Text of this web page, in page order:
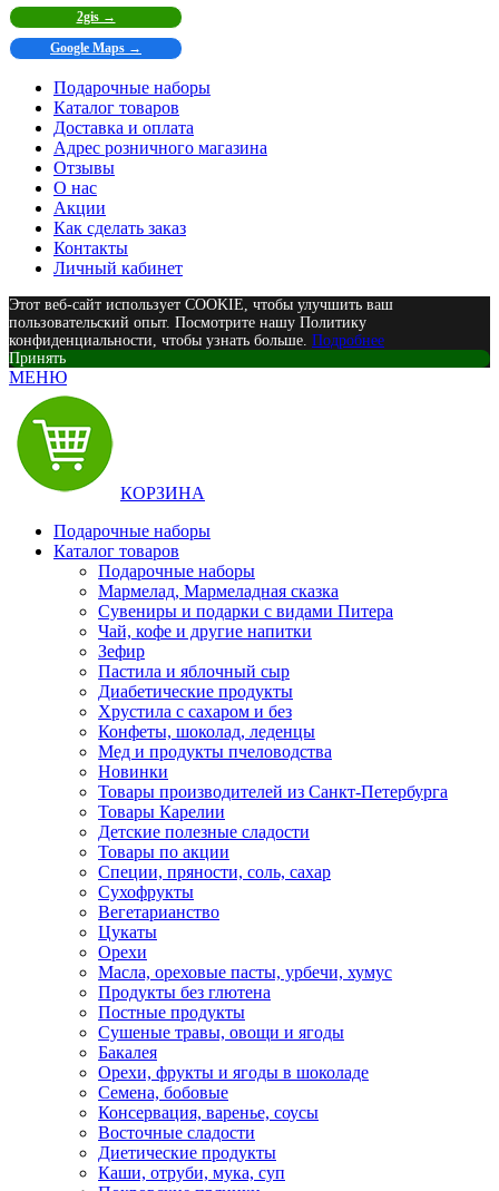
2gis →
Google Maps →
Подарочные наборы
Каталог товаров
Доставка и оплата
Адрес розничного магазина
Отзывы
О нас
Акции
Как сделать заказ
Контакты
Личный кабинет
Этот веб-сайт использует COOKIE, чтобы улучшить ваш
пользовательский опыт. Посмотрите нашу Политику
конфиденциальности, чтобы узнать больше. Подробнее
Принять
МЕНЮ
КОРЗИНА
Подарочные наборы
Каталог товаров
Подарочные наборы
Мармелад, Мармеладная сказка
Сувениры и подарки с видами Питера
Чай, кофе и другие напитки
Зефир
Пастила и яблочный сыр
Диабетические продукты
Хрустила с сахаром и без
Конфеты, шоколад, леденцы
Мед и продукты пчеловодства
Новинки
Товары производителей из Санкт-Петербурга
Товары Карелии
Детские полезные сладости
Товары по акции
Специи, пряности, соль, сахар
Сухофрукты
Вегетарианство
Цукаты
Орехи
Масла, ореховые пасты, урбечи, хумус
Продукты без глютена
Постные продукты
Сушеные травы, овощи и ягоды
Бакалея
Орехи, фрукты и ягоды в шоколаде
Семена, бобовые
Консервация, варенье, соусы
Восточные сладости
Диетические продукты
Каши, отруби, мука, суп